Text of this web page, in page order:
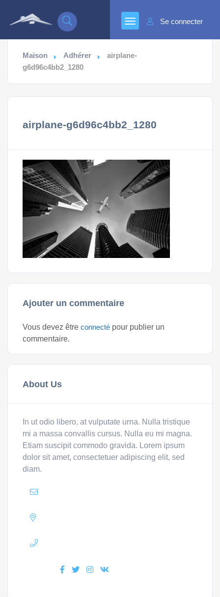
Se connecter
Maison Adhérer
airplane-
g6d96c4bb2_1280
airplane-g6d96c4bb2_1280
Ajouter un commentaire
Vous devez être connecté pour publier un
commentaire.
About Us
In ut odio libero, at vulputate urna. Nulla tristique
mi a massa convallis cursus. Nulla eu mi magna.
Etiam suscipit commodo gravida. Lorem ipsum
dolor sit amet, consectetuer adipiscing elit, sed
diam.